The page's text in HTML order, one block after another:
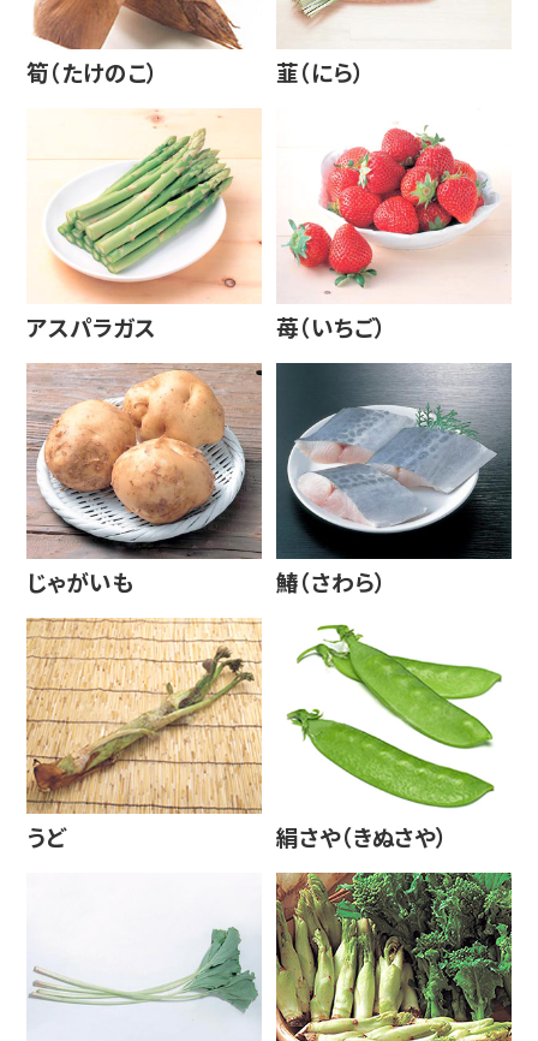
筍（たけのこ） 韮（にら）
アスパラガス 苺（いちご）
じゃがいも 鰆（さわら）
うど 絹さや（きぬさや）